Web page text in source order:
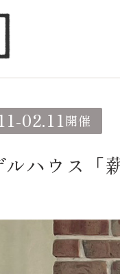
-02.11開催
ルハウス「